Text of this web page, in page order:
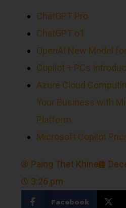
ChatGPT Pro
ChatGPT o1
OpenAI New Model
Copilot + PCs
Azure Cloud
Your Business with
Platform
Microsoft Copilot
Paing Thet Khine
3:26 pm
Facebook